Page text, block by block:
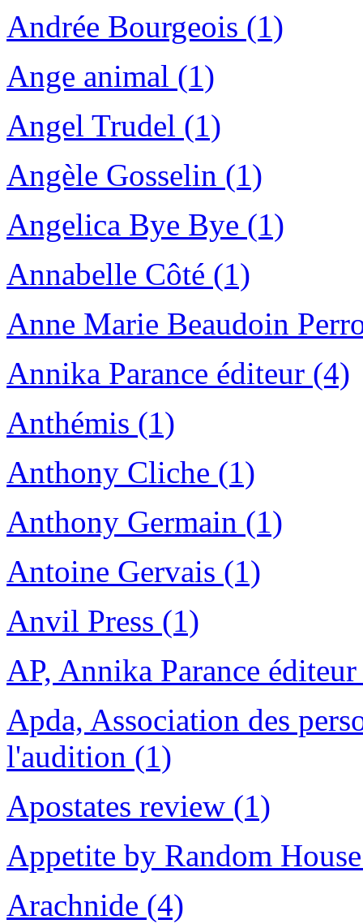
Andrée Bourgeois (1)
Ange animal (1)
Angel Trudel (1)
Angèle Gosselin (1)
Angelica Bye Bye (1)
Annabelle Côté (1)
Anne Marie Beaudoin
Annika Parance éditeur (4)
Anthémis (1)
Anthony Cliche (1)
Anthony Germain (1)
Antoine Gervais (1)
Anvil Press (1)
AP, Annika Parance
Apda, Association des
l'audition (1)
Apostates review (1)
Appetite by Random
Arachnide (4)